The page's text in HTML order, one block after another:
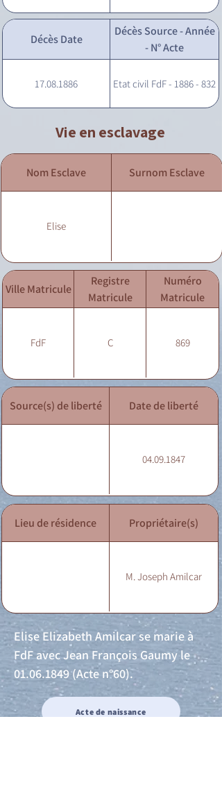
Décès Date
Décès Source - Année
- N° Acte
17.08.1886 Etat civil FdF - 1886 - 832
Vie en esclavage
Nom Esclave Surnom Esclave
Elise
Ville Matricule
Registre
Matricule
Numéro
Matricule
FdF C 869
Source(s) de liberté Date de liberté
04.09.1847
Lieu de résidence Propriétaire(s)
M. Joseph Amilcar
Elise Elizabeth Amilcar se marie à
FdF avec Jean François Gaumy le
01.06.1849(Acte n°60).
Acte de naissance